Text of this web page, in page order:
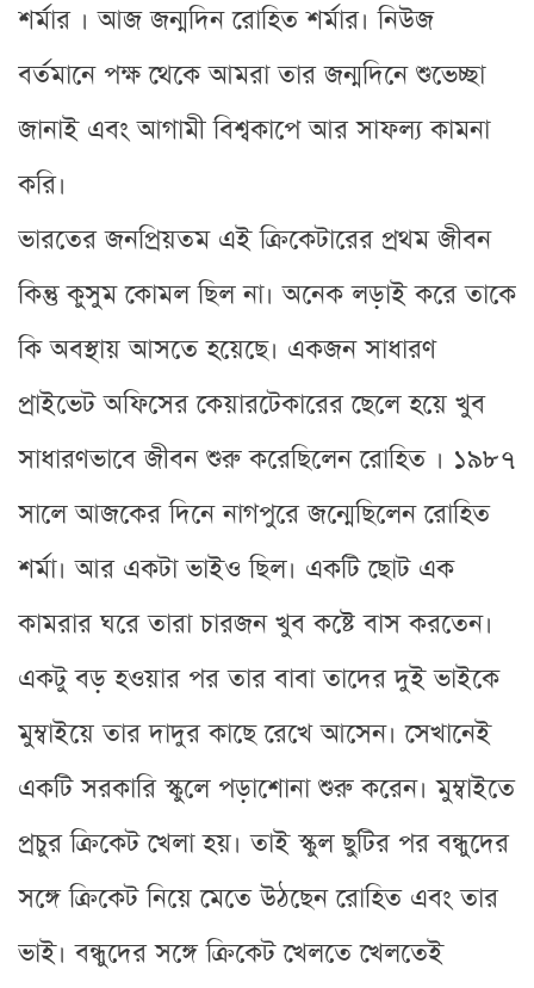
শর্মার । আজ জন্মদিন রোহিত শর্মার। নিউজ
বর্তমানে পক্ষ থেকে আমরা তার জন্মদিনে শুভেচ্ছা
জানাই এবং আগামী বিশ্বকাপে আর সাফল্য কামনা
করি।
ভারতের জনপ্রিয়তম এই ক্রিকেটারের প্রথম জীবন
কিন্তু কুসুম কোমল ছিল না। অনেক লড়াই করে তাকে
কি অবস্থায় আসতে হয়েছে। একজন সাধারণ
প্রাইভেট অফিসের কেয়ারটেকারের ছেলে হয়ে খুব
সাধারণভাবে জীবন শুরু করেছিলেন রোহিত । ১৯৮৭
সালে আজকের দিনে নাগপুরে জন্মেছিলেন রোহিত
শর্মা। আর একটা ভাইও ছিল। একটি ছোট এক
কামরার ঘরে তারা চারজন খুব কষ্টে বাস করতেন।
একটু বড় হওয়ার পর তার বাবা তাদের দুই ভাইকে
মুম্বাইয়ে তার দাদুর কাছে রেখে আসেন। সেখানেই
একটি সরকারি স্কুলে পড়াশোনা শুরু করেন। মুম্বাইতে
প্রচুর ক্রিকেট খেলা হয়। তাই স্কুল ছুটির পর বন্ধুদের
সঙ্গে ক্রিকেট নিয়ে মেতে উঠছেন রোহিত এবং তার
ভাই। বন্ধুদের সঙ্গে ক্রিকেট খেলতে খেলতেই